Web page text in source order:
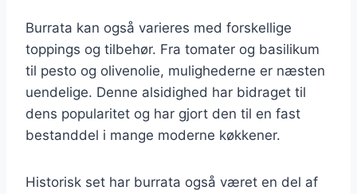
Burrata kan også varieres med forskellige
toppings og tilbehør. Fra tomater og basilikum
til pesto og olivenolie, mulighederne er næsten
uendelige. Denne alsidighed har bidraget til
dens popularitet og har gjort den til en fast
bestanddel i mange moderne køkkener.
Historisk set har burrata også været en del af